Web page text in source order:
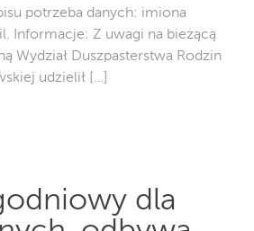
potrzeba danych: imiona
Informacje: Z uwagi na bieżącą
Wydział Duszpasterstwa Rodzin
udzielił […]
dla